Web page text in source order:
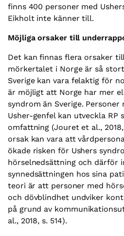
finns 400 personer med
Eikholt inte känner till.
Möjliga orsaker till
Det kan finnas flera orsaker
mörkertalet i Norge är så
Sverige kan vara felaktig för
är möjligt att Norge har mer
syndrom än Sverige. Personer
Usher-genfel kan utveckla
omfattning (Jouret et al., 2018,
orsak kan vara att
ökade risken för Ushers
hörselnedsättning och därför
synnedsättningen hos sina
teori är att personer med
och dövblindhet undviker
på grund av
al., 2018, s. 514).